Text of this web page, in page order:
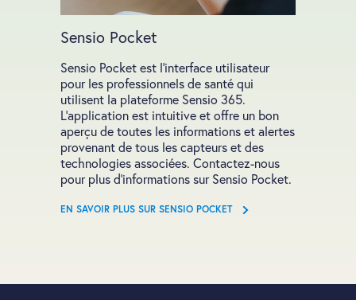
Sensio Pocket
Sensio Pocket est l’interface utilisateur
pour les professionnels de santé qui
utilisent la plateforme Sensio 365.
L'application est intuitive et offre un bon
aperçu de toutes les informations et alertes
provenant de tous les capteurs et des
technologies associées. Contactez-nous
pour plus d'informations sur Sensio Pocket.
EN SAVOIR PLUS SUR SENSIO POCKET